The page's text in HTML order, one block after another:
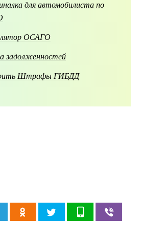
для автомобилиста по
ОСАГО
задолженностей
Штрафы ГИБДД